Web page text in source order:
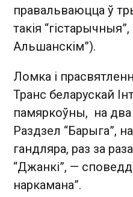
правальваюцца ў
такія
Альшанскім”).
Ломка і
Транс беларускай
памяркоўны, на
Раздзел “Барыга”,
гандляра, раз за
“Джанкі”, —
наркамана”.